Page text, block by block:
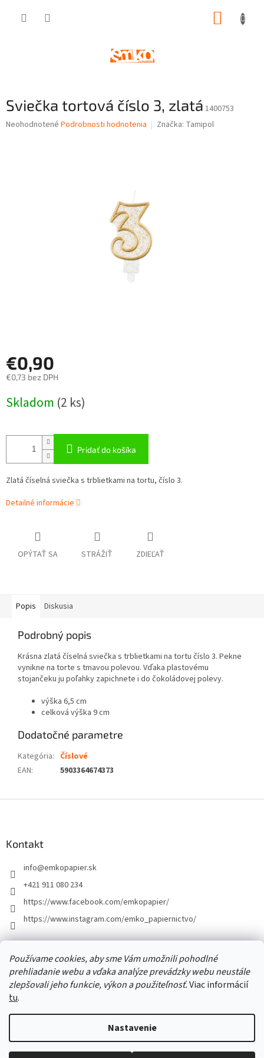
Používame cookies, aby sme Vám umožnili pohodlné
prehliadanie webu a vďaka analýze prevádzky webu neustále
zlepšovali jeho funkcie, výkon a použiteľnosť.Viac informácií
tu.
Nastavenie
Sviečka tortová číslo 3, zlatá 1400753
Priemerné
Neohodnotené Podrobnosti hodnotenia Značka: Tamipol
€0,90
€0,73 bez DPH
cena:
Skladom (2 ks)
Pridať do košíka
Zlatá číselná sviečka s trblietkami na tortu, číslo 3.
Detailné informácie
OPÝTAŤ SA STRÁŽIŤ ZDIEĽAŤ
Popis Diskusia
Podrobný popis
Krásna zlatá číselná sviečka s trblietkami na tortu číslo 3. Pekne
vynikne na torte s tmavou polevou. Vďaka plastovému
stojančeku ju poľahky zapichnete i do čokoládovej polevy.
výška 6,5 cm
celková výška 9 cm
Dodatočné parametre
Kategória: Číslové
EAN: 5903364674373
Kontakt
info@emkopapier.sk
+421 911 080 234
https://www.facebook.com/emkopapier/
https://www.instagram.com/emko_papiernictvo/
Facebook
Copyright 2026EMKOpapier. Všetky práva vyhradené.Upraviť